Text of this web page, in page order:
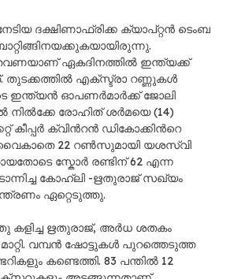
ദക്ഷിണാഫ്രിക്ക ക്യാപ്റ്റൻ ടെംബ
തവണയാണ് ഏകദിനത്തിൽ ഇന്ത്യക്ക്
തുടക്കത്തിൽ എക്സ്ട്രാ റണ്ണുകൾ
ഇന്ത്യൻ ഓപണർമാർക്ക് ജോലി
രോഹിത് ശർമയെ (14)
കീപ്പർ ക്വിന്‍റൻ ഡികോക്കിന്‍റെ
വൈകാതെ 22 റൺസുമായി യശസ്വി
സ്കോർ രണ്ടിന് 62 എന്ന
കോഹ്‌ലി -ഋതുരാജ് സഖ്യം
ഏറ്റെടുത്തു.
കളിച്ച ഋതുരാജ്, അർധ ശതകം
മാറ്റി. വമ്പൻ ഷോട്ടുകൾ പുറത്തെടുത്ത
കണ്ടെത്തി. 83 പന്തിൽ 12